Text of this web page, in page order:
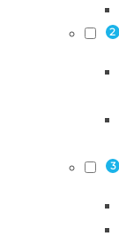
2
3